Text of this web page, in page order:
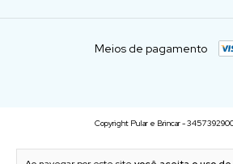
Meios de pagamento
Copyright Pular e Brincar -